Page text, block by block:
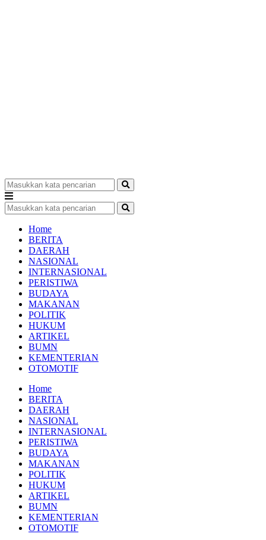
Home
BERITA
DAERAH
NASIONAL
INTERNASIONAL
PERISTIWA
BUDAYA
MAKANAN
POLITIK
HUKUM
ARTIKEL
BUMN
KEMENTERIAN
OTOMOTIF
Home
BERITA
DAERAH
NASIONAL
INTERNASIONAL
PERISTIWA
BUDAYA
MAKANAN
POLITIK
HUKUM
ARTIKEL
BUMN
KEMENTERIAN
OTOMOTIF